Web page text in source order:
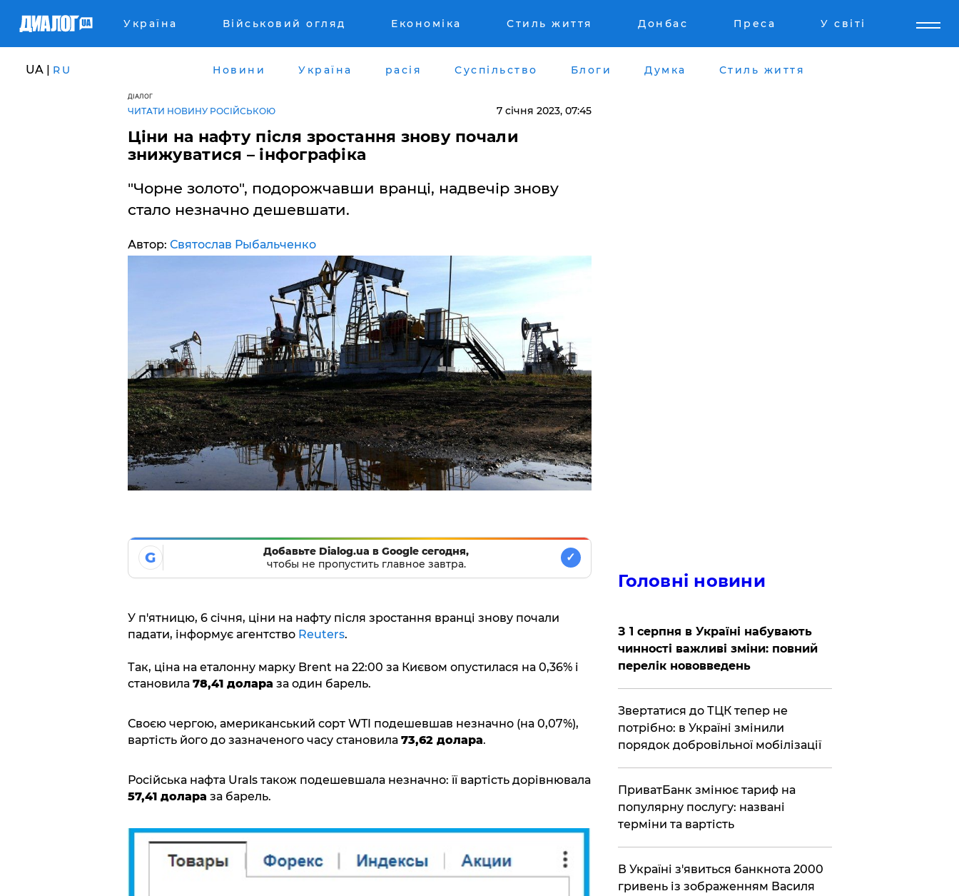
Україна Військовий огляд Економіка Стиль життя Донбас Преса У світі
UA | RU Новини Україна расія Суспільство Блоги Думка Стиль життя
ДІАЛОГ
ЧИТАТИ НОВИНУ РОСІЙСЬКОЮ 7 січня 2023, 07:45
Ціни на нафту після зростання знову почали
знижуватися – інфографіка
"Чорне золото", подорожчавши вранці, надвечір знову
стало незначно дешевшати.
Автор: Святослав Рыбальченко
G
Добавьте Dialog.ua в Google сегодня,
чтобы не пропустить главное завтра.
✓
У п'ятницю, 6 січня, ціни на нафту після зростання вранці знову почали
падати, інформує агентство Reuters.
Так, ціна на еталонну марку Brent на 22:00 за Києвом опустилася на 0,36% і
становила 78,41 долара за один барель.
Своєю чергою, американський сорт WTI подешевшав незначно (на 0,07%),
вартість його до зазначеного часу становила 73,62 долара.
Російська нафта Urals також подешевшала незначно: її вартість дорівнювала
57,41 долара за барель.
Головні новини
З 1 серпня в Україні набувають
чинності важливі зміни: повний
перелік нововведень
​Звертатися до ТЦК тепер не
потрібно: в Україні змінили
порядок добровільної мобілізації
​ПриватБанк змінює тариф на
популярну послугу: названі
терміни та вартість
В Україні з'явиться банкнота 2000
гривень із зображенням Василя